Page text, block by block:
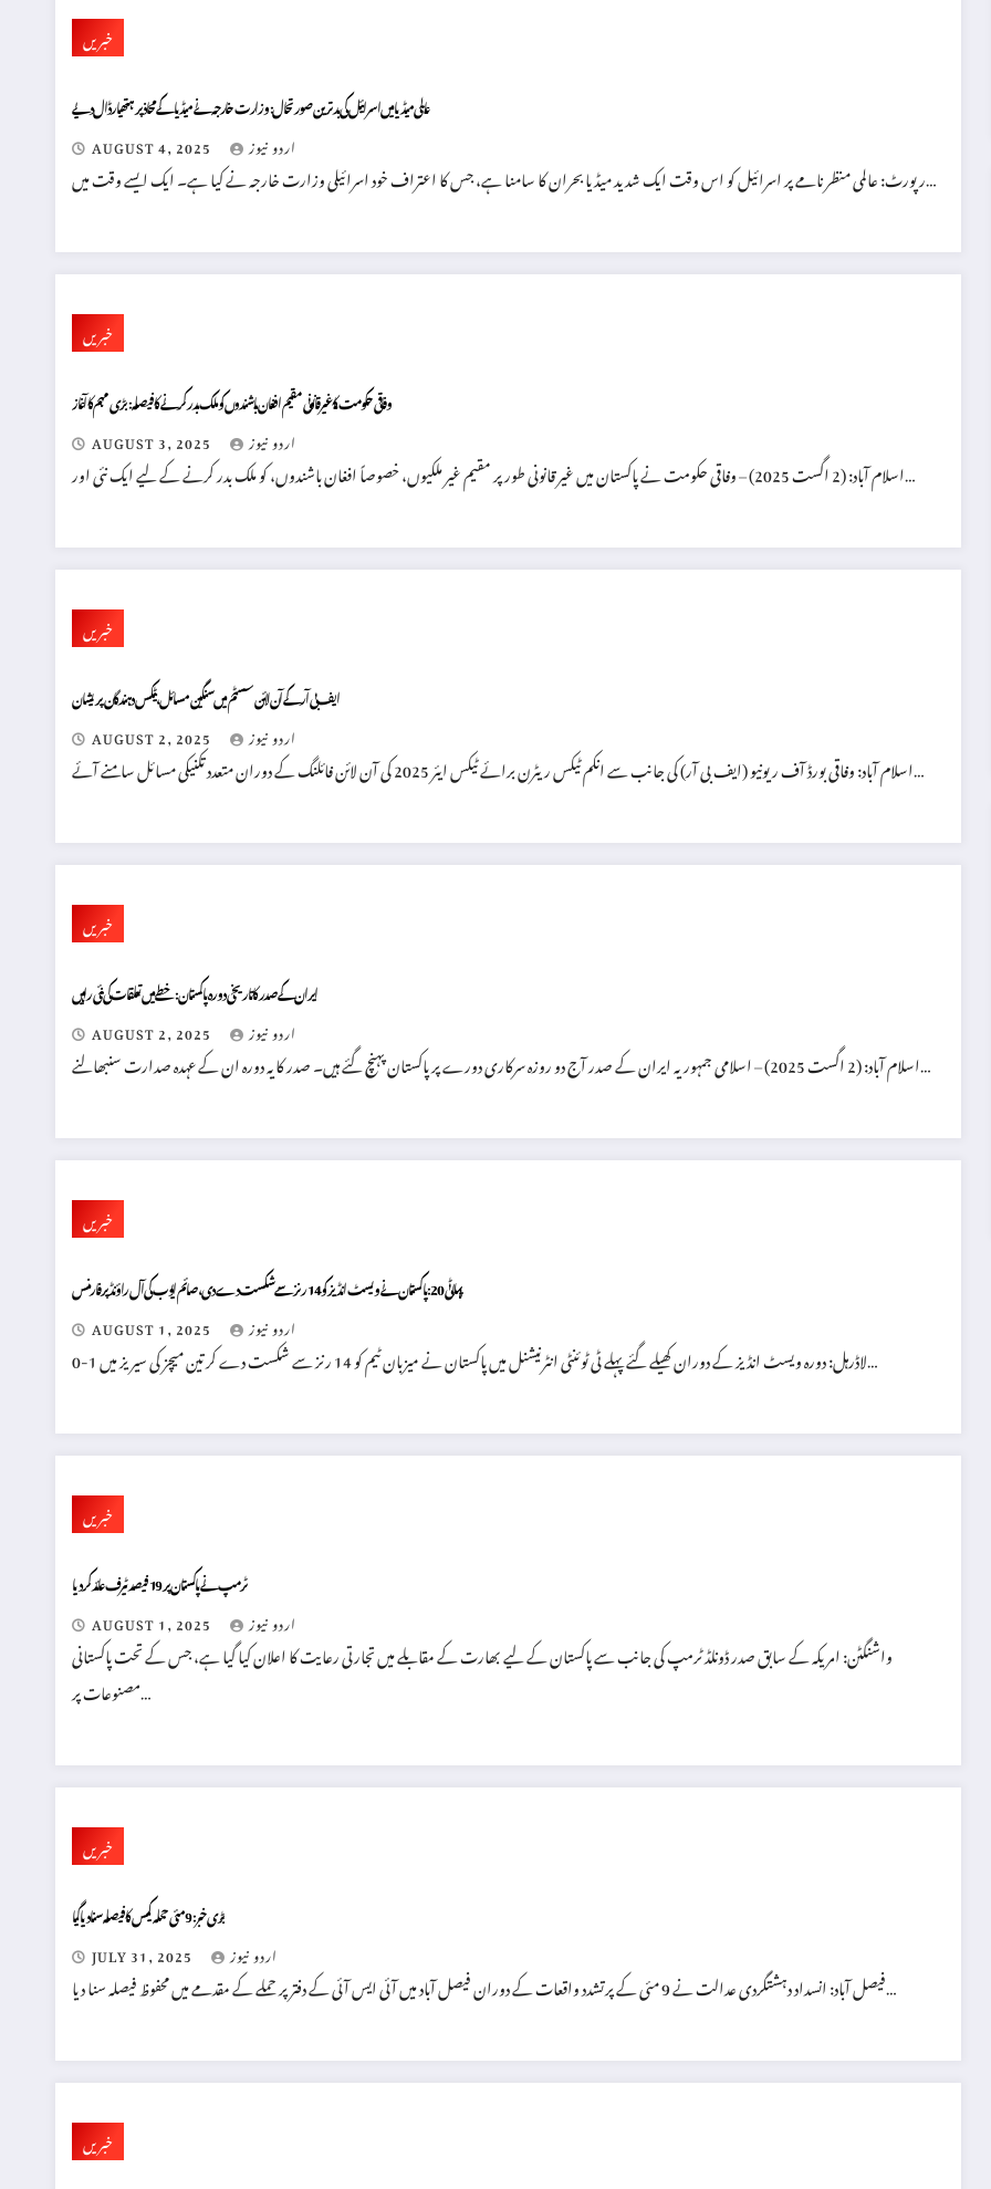
خبریں
عالمی میڈیا میں اسرائیل کی بدترین صورتحال: وزارت خارجہ نے میڈیا کے محاذ پر ہتھیار ڈال دیے
AUGUST 4, 2025
اردو نیوز
رپورٹ: عالمی منظر نامے پر اسرائیل کو اس وقت ایک شدید میڈیا بحران کا سامنا ہے، جس کا اعتراف خود اسرائیلی وزارت خارجہ نے کیا ہے۔ ایک ایسے وقت میں…
خبریں
وفاقی حکومت کا غیر قانونی مقیم افغان باشندوں کو ملک بدر کرنے کا فیصلہ: بڑی مہم کا آغاز
AUGUST 3, 2025
اردو نیوز
اسلام آباد: (2 اگست 2025) – وفاقی حکومت نے پاکستان میں غیر قانونی طور پر مقیم غیر ملکیوں، خصوصاً افغان باشندوں، کو ملک بدر کرنے کے لیے ایک نئی اور…
خبریں
ایف بی آر کے آن لائن سسٹم میں سنگین مسائل، ٹیکس دہندگان پریشان
AUGUST 2, 2025
اردو نیوز
اسلام آباد: وفاقی بورڈ آف ریونیو (ایف بی آر) کی جانب سے انکم ٹیکس ریٹرن برائے ٹیکس ایئر 2025 کی آن لائن فائلنگ کے دوران متعدد تکنیکی مسائل سامنے آئے…
خبریں
ایران کے صدر کا تاریخی دورہ پاکستان: خطے میں تعلقات کی نئی راہیں
AUGUST 2, 2025
اردو نیوز
اسلام آباد: (2 اگست 2025) – اسلامی جمہوریہ ایران کے صدر آج دو روزہ سرکاری دورے پر پاکستان پہنچ گئے ہیں۔ صدر کا یہ دورہ ان کے عہدہ صدارت سنبھالنے…
خبریں
پہلا ٹی 20: پاکستان نے ویسٹ انڈیز کو 14 رنز سے شکست دے دی، صائم ایوب کی آل راؤنڈ پرفارمنس
AUGUST 1, 2025
اردو نیوز
لاڈرہل: دورہ ویسٹ انڈیز کے دوران کھیلے گئے پہلے ٹی ٹوئنٹی انٹرنیشنل میں پاکستان نے میزبان ٹیم کو 14 رنز سے شکست دے کر تین میچز کی سیریز میں 1-0…
خبریں
ٹرمپ نے پاکستان پر 19 فیصد ٹیرف عائد کر دیا
AUGUST 1, 2025
اردو نیوز
واشنگٹن: امریکہ کے سابق صدر ڈونلڈ ٹرمپ کی جانب سے پاکستان کے لیے بھارت کے مقابلے میں تجارتی رعایت کا اعلان کیا گیا ہے، جس کے تحت پاکستانی
مصنوعات پر…
خبریں
بڑی خبر: 9 مئی حملہ کیس کا فیصلہ سنا دیا گیا
JULY 31, 2025
اردو نیوز
فیصل آباد: انسداد دہشتگردی عدالت نے 9 مئی کے پرتشدد واقعات کے دوران فیصل آباد میں آئی ایس آئی کے دفتر پر حملے کے مقدمے میں محفوظ فیصلہ سنا دیا…
خبریں